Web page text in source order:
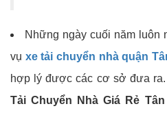
Những ngày cuối năm luôn
vụ xe tải chuyển nhà quận
hợp lý được các cơ sở đưa
Tải Chuyển Nhà Giá Rẻ